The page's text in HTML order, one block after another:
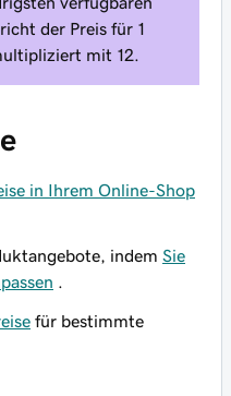
der Preis für 1
mit 12.
in Ihrem Online-Shop
indem Sie
für bestimmte